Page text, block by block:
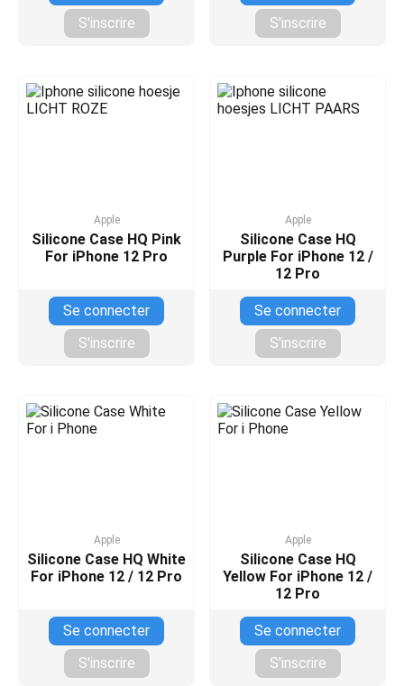
S'inscrire
S'inscrire
Apple
Silicone Case HQ Pink
For iPhone 12 Pro
Se connecter
S'inscrire
Apple
Silicone Case HQ
Purple For iPhone 12 /
12 Pro
Se connecter
S'inscrire
Apple
Silicone Case HQ White
For iPhone 12 / 12 Pro
Se connecter
S'inscrire
Apple
Silicone Case HQ
Yellow For iPhone 12 /
12 Pro
Se connecter
S'inscrire